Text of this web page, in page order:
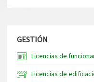
GESTIÓN
Licencias de
Licencias de